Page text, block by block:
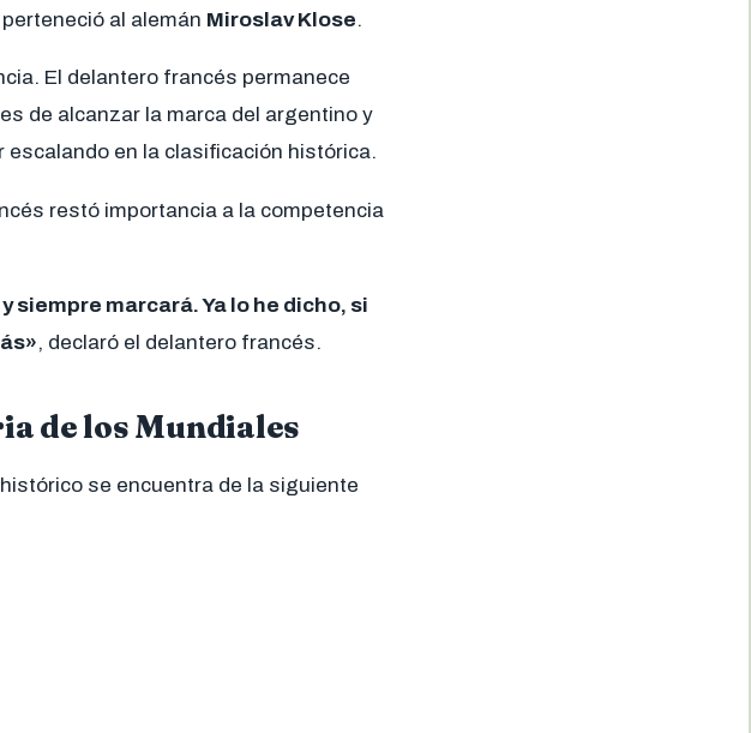
al alemán Miroslav Klose.
El delantero francés permanece
de alcanzar la marca del argentino y
en la clasificación histórica.
restó importancia a la competencia
siempre marcará. Ya lo he dicho, si
, declaró el delantero francés.
de los Mundiales
se encuentra de la siguiente